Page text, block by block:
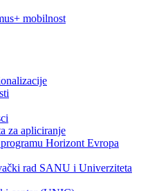
mobilnost
za apliciranje
Horizont Evropa
rad SANU i Univerziteta